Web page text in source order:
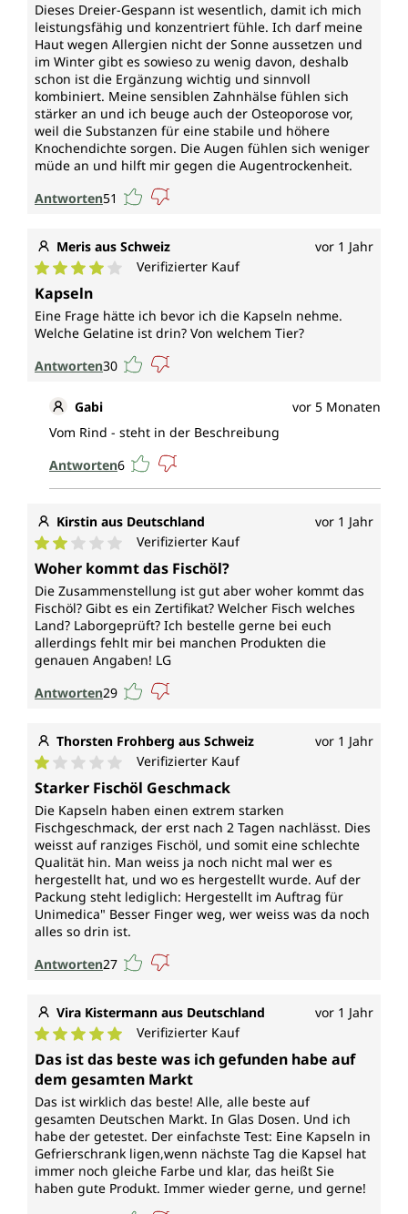
Dieses Dreier-Gespann ist wesentlich, damit ich mich
leistungsfähig und konzentriert fühle. Ich darf meine
Haut wegen Allergien nicht der Sonne aussetzen und
im Winter gibt es sowieso zu wenig davon, deshalb
schon ist die Ergänzung wichtig und sinnvoll
kombiniert. Meine sensiblen Zahnhälse fühlen sich
stärker an und ich beuge auch der Osteoporose vor,
weil die Substanzen für eine stabile und höhere
Knochendichte sorgen. Die Augen fühlen sich weniger
müde an und hilft mir gegen die Augentrockenheit.
Antworten51
Meris aus Schweiz vor 1 Jahr
Durchschnittliche Bewertung von 4 von 5 Sternen
Verifizierter Kauf
Kapseln
Eine Frage hätte ich bevor ich die Kapseln nehme.
Welche Gelatine ist drin? Von welchem Tier?
Antworten30
Gabi
vor 5 Monaten
Vom Rind - steht in der Beschreibung
Antworten6
Kirstin aus Deutschland vor 1 Jahr
Durchschnittliche Bewertung von 2 von 5 Sternen
Verifizierter Kauf
Woher kommt das Fischöl?
Die Zusammenstellung ist gut aber woher kommt das
Fischöl? Gibt es ein Zertifikat? Welcher Fisch welches
Land? Laborgeprüft? Ich bestelle gerne bei euch
allerdings fehlt mir bei manchen Produkten die
genauen Angaben! LG
Antworten29
Thorsten Frohberg aus Schweiz vor 1 Jahr
Durchschnittliche Bewertung von 1 von 5 Sternen
Verifizierter Kauf
Starker Fischöl Geschmack
Die Kapseln haben einen extrem starken
Fischgeschmack, der erst nach 2 Tagen nachlässt. Dies
weisst auf ranziges Fischöl, und somit eine schlechte
Qualität hin. Man weiss ja noch nicht mal wer es
hergestellt hat, und wo es hergestellt wurde. Auf der
Packung steht lediglich: Hergestellt im Auftrag für
Unimedica" Besser Finger weg, wer weiss was da noch
alles so drin ist.
Antworten27
Vira Kistermann aus Deutschland vor 1 Jahr
Durchschnittliche Bewertung von 5 von 5 Sternen
Verifizierter Kauf
Das ist das beste was ich gefunden habe auf
dem gesamten Markt
Das ist wirklich das beste! Alle, alle beste auf
gesamten Deutschen Markt. In Glas Dosen. Und ich
habe der getestet. Der einfachste Test: Eine Kapseln in
Gefrierschrank ligen,wenn nächste Tag die Kapsel hat
immer noch gleiche Farbe und klar, das heißt Sie
haben gute Produkt. Immer wieder gerne, und gerne!